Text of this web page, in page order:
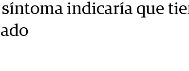
indicaría que